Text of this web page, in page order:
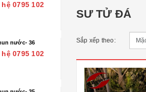
Thọ
Tạng
0795 102
nước- 36
0795 102
SƯ TỬ ĐÁ
Sắp xếp theo: